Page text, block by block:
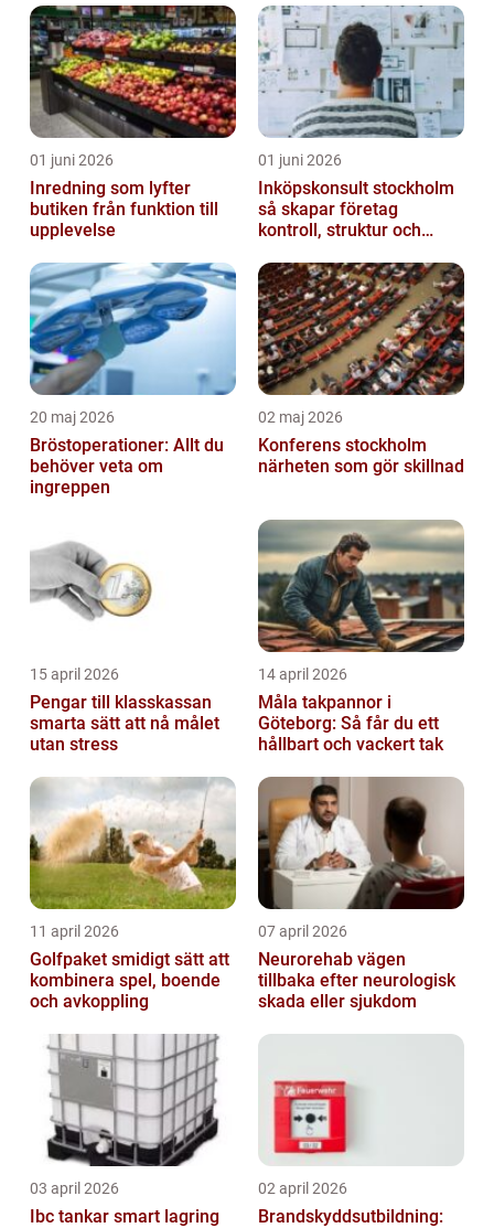
01 juni 2026
Inredning som lyfter
butiken från funktion till
upplevelse
01 juni 2026
Inköpskonsult stockholm
så skapar företag
kontroll, struktur och
20 maj 2026
Bröstoperationer: Allt du
behöver veta om
ingreppen
02 maj 2026
Konferens stockholm
närheten som gör skillnad
15 april 2026
Pengar till klasskassan
smarta sätt att nå målet
utan stress
14 april 2026
Måla takpannor i
Göteborg: Så får du ett
hållbart och vackert tak
11 april 2026
Golfpaket smidigt sätt att
kombinera spel, boende
och avkoppling
07 april 2026
Neurorehab vägen
tillbaka efter neurologisk
skada eller sjukdom
03 april 2026
Ibc tankar smart lagring
02 april 2026
Brandskyddsutbildning: